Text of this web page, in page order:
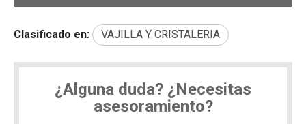
Clasificado en: VAJILLA Y CRISTALERIA
¿Alguna duda? ¿Necesitas
asesoramiento?